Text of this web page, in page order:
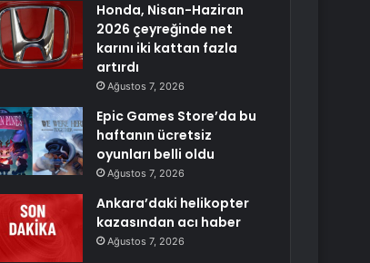
Honda, Nisan-Haziran
2026 çeyreğinde net
karını iki kattan fazla
artırdı
Ağustos 7, 2026
Epic Games Store’da bu
haftanın ücretsiz
oyunları belli oldu
Ağustos 7, 2026
Ankara’daki helikopter
kazasından acı haber
Ağustos 7, 2026